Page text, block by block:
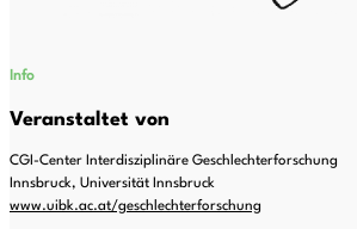
Info
Veranstaltet von
CGI-Center Interdisziplinäre Geschlechterforschung
Innsbruck, Universität Innsbruck
www.uibk.ac.at/geschlechterforschung